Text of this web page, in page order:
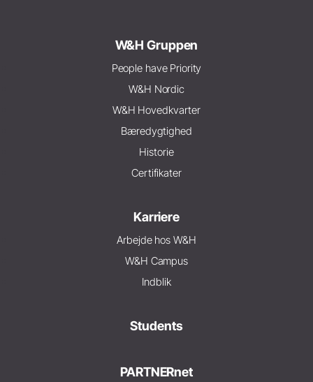
W&H Gruppen
People have Priority
W&H Nordic
W&H Hovedkvarter
Bæredygtighed
Historie
Certifikater
Karriere
Arbejde hos W&H
W&H Campus
Indblik
Students
PARTNERnet